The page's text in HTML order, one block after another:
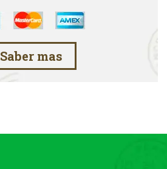
Saber mas